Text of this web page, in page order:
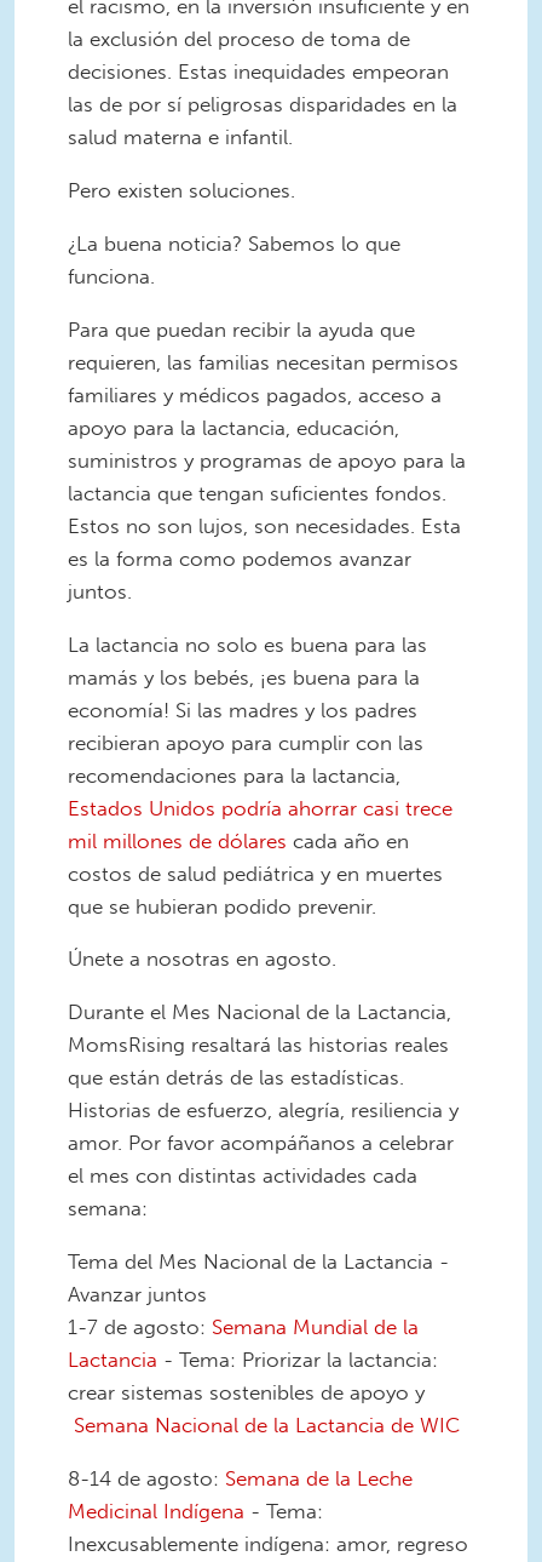
el racismo, en la inversión insuficiente y en
la exclusión del proceso de toma de
decisiones. Estas inequidades empeoran
las de por sí peligrosas disparidades en la
salud materna e infantil.
Pero existen soluciones.
¿La buena noticia? Sabemos lo que
funciona.
Para que puedan recibir la ayuda que
requieren, las familias necesitan permisos
familiares y médicos pagados, acceso a
apoyo para la lactancia, educación,
suministros y programas de apoyo para la
lactancia que tengan suficientes fondos.
Estos no son lujos, son necesidades. Esta
es la forma como podemos avanzar
juntos.
La lactancia no solo es buena para las
mamás y los bebés, ¡es buena para la
economía! Si las madres y los padres
recibieran apoyo para cumplir con las
recomendaciones para la lactancia,
Estados Unidos podría ahorrar casi trece
mil millones de dólares cada año en
costos de salud pediátrica y en muertes
que se hubieran podido prevenir.
Únete a nosotras en agosto.
Durante el Mes Nacional de la Lactancia,
MomsRising resaltará las historias reales
que están detrás de las estadísticas.
Historias de esfuerzo, alegría, resiliencia y
amor. Por favor acompáñanos a celebrar
el mes con distintas actividades cada
semana:
Tema del Mes Nacional de la Lactancia -
Avanzar juntos
1-7 de agosto: Semana Mundial de la
Lactancia - Tema: Priorizar la lactancia:
crear sistemas sostenibles de apoyo y
Semana Nacional de la Lactancia de WIC
8-14 de agosto: Semana de la Leche
Medicinal Indígena - Tema:
Inexcusablemente indígena: amor, regreso